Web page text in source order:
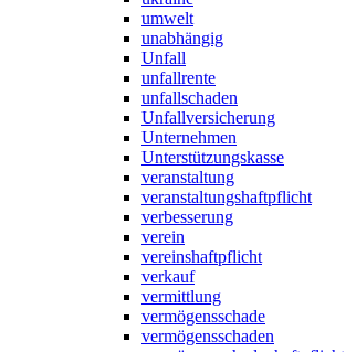
umwelt
unabhängig
Unfall
unfallrente
unfallschaden
Unfallversicherung
Unternehmen
Unterstützungskasse
veranstaltung
veranstaltungshaftpflicht
verbesserung
verein
vereinshaftpflicht
verkauf
vermittlung
vermögensschade
vermögensschaden